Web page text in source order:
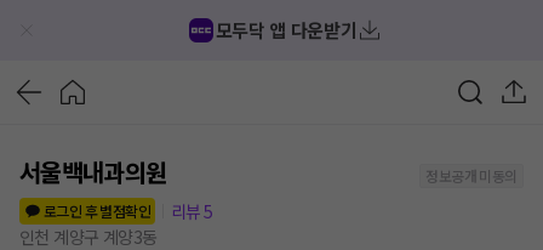
모두닥 앱 다운받기
서울백내과의원
정보공개 미동의
로그인 후 별점확인
리뷰5
인천 계양구 계양3동